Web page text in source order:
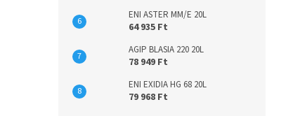
ENI ASTER MM/E 20L
64 935 Ft
AGIP BLASIA 220 20L
78 949 Ft
ENI EXIDIA HG 68 20L
79 968 Ft